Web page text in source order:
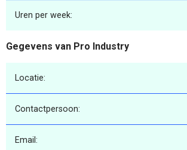
Uren per week:
Gegevens van Pro Industry
Locatie:
Contactpersoon:
Email: